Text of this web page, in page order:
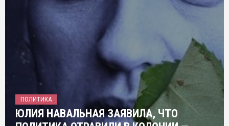
ПОЛИТИКА
ЮЛИЯ НАВАЛЬНАЯ ЗАЯВИЛА, ЧТО